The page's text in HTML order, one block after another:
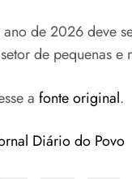
de 2026 deve
de pequenas
a fonte original.
Diário do Povo